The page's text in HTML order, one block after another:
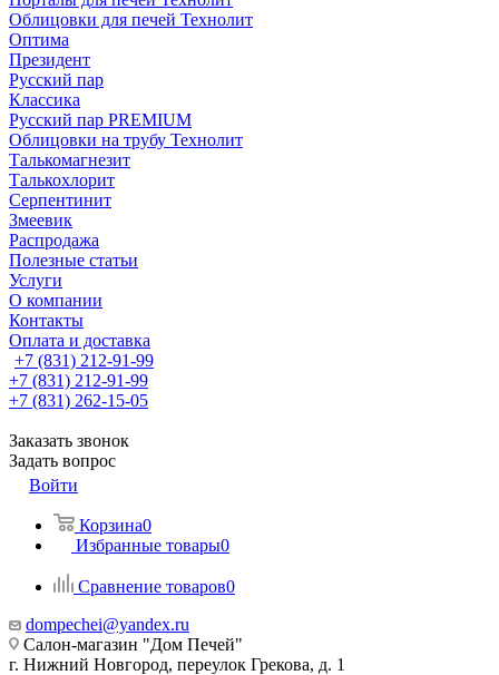
Облицовки для печей Технолит
Оптима
Президент
Русский пар
Классика
Русский пар PREMIUM
Облицовки на трубу Технолит
Талькомагнезит
Талькохлорит
Серпентинит
Змеевик
Распродажа
Полезные статьи
Услуги
О компании
Контакты
Оплата и доставка
+7 (831) 212-91-99
+7 (831) 212-91-99
+7 (831) 262-15-05
Заказать звонок
Задать вопрос
Войти
Корзина0
Избранные товары0
Сравнение товаров0
dompechei@yandex.ru
Салон-магазин "Дом Печей"
г. Нижний Новгород, переулок Грекова, д. 1